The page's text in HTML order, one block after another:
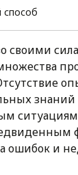
своими
ошибок и